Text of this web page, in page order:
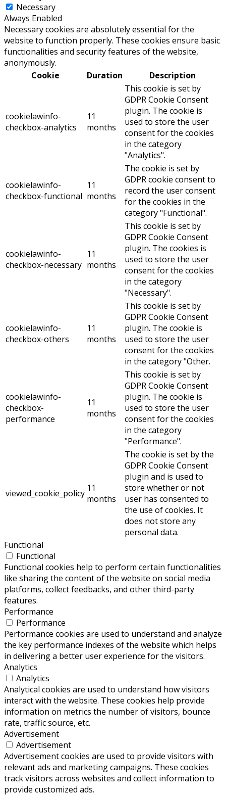
Necessary
Always Enabled
Necessary cookies are absolutely essential for the
website to function properly. These cookies ensure basic
functionalities and security features of the website,
anonymously.
Cookie
Duration Description
cookielawinfo-
checkbox-analytics
11
months
This cookie is set by
GDPR Cookie Consent
plugin. The cookie is
used to store the user
consent for the cookies
in the category
"Analytics".
cookielawinfo-
checkbox-functional
11
months
The cookie is set by
GDPR cookie consent to
record the user consent
for the cookies in the
category "Functional".
cookielawinfo-
checkbox-necessary
11
months
This cookie is set by
GDPR Cookie Consent
plugin. The cookies is
used to store the user
consent for the cookies
in the category
"Necessary".
cookielawinfo-
checkbox-others
11
months
This cookie is set by
GDPR Cookie Consent
plugin. The cookie is
used to store the user
consent for the cookies
in the category "Other.
cookielawinfo-
checkbox-
performance
11
months
This cookie is set by
GDPR Cookie Consent
plugin. The cookie is
used to store the user
consent for the cookies
in the category
"Performance".
viewed_cookie_policy 11
months
The cookie is set by the
GDPR Cookie Consent
plugin and is used to
store whether or not
user has consented to
the use of cookies. It
does not store any
personal data.
Functional
Functional
Functional cookies help to perform certain functionalities
like sharing the content of the website on social media
platforms, collect feedbacks, and other third-party
features.
Performance
Performance
Performance cookies are used to understand and analyze
the key performance indexes of the website which helps
in delivering a better user experience for the visitors.
Analytics
Analytics
Analytical cookies are used to understand how visitors
interact with the website. These cookies help provide
information on metrics the number of visitors, bounce
rate, traffic source, etc.
Advertisement
Advertisement
Advertisement cookies are used to provide visitors with
relevant ads and marketing campaigns. These cookies
track visitors across websites and collect information to
provide customized ads.